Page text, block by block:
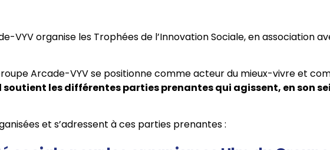
VYV organise les Trophées de l’Innovation Sociale, en association
Arcade-VYV se positionne comme acteur du mieux-vivre et
soutient les différentes parties prenantes qui agissent, en son
et s’adressent à ces parties prenantes :